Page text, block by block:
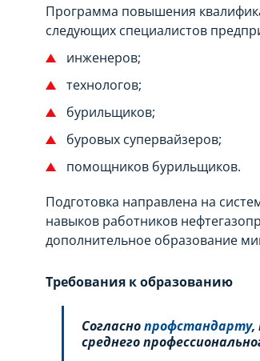
Программа повышения
следующих специалистов
инженеров;
технологов;
бурильщиков;
буровых супервайзеров;
помощников бурильщиков.
Подготовка направлена на
навыков работников
дополнительное образование
Требования к образованию
Согласнопрофстандарту,
среднего